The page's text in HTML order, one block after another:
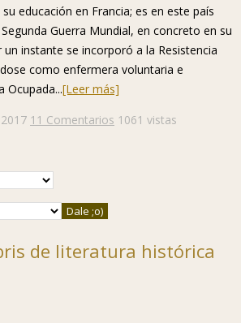
educación en Francia; es en este país
Guerra Mundial, en concreto en su
un instante se incorporó a la Resistencia
como enfermera voluntaria e
Ocupada...[Leer más]
11 Comentarios 1061 vistas
de literatura histórica